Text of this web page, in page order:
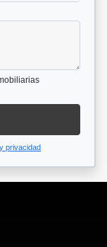
privacidad